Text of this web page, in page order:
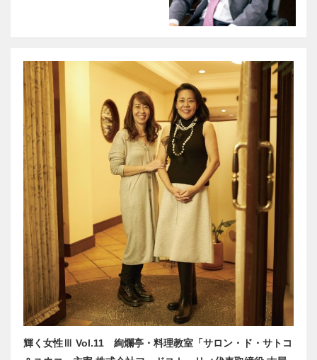
輝く女性Ⅲ Vol.11 絢爛亭・料理教室「サロン・ド・サトコ